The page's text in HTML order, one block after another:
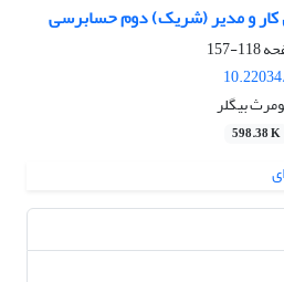
و مدیر (شریک) دوم حسابرسی
118-157
بیگلر
598.38 K